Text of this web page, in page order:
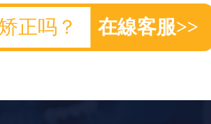
正吗？ 在線客服>>